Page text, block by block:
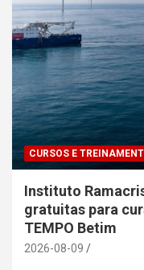
CURSOS E
Instituto
gratuitas para
TEMPO Betim
2026-08-09